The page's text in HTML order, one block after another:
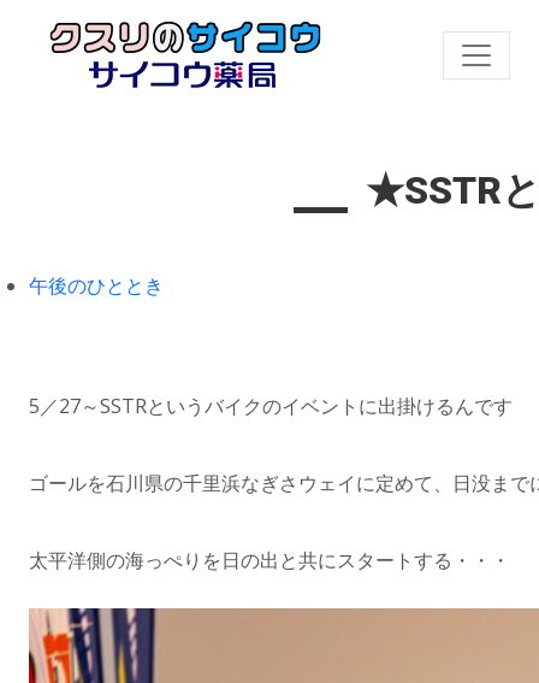
★SSTR
午後のひととき
5／27～SSTRというバイクのイベントに出掛けるんです
ゴールを石川県の千里浜なぎさウェイに定めて、日没まで
太平洋側の海っぺりを日の出と共にスタートする・・・